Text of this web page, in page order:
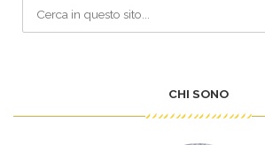
CHI SONO